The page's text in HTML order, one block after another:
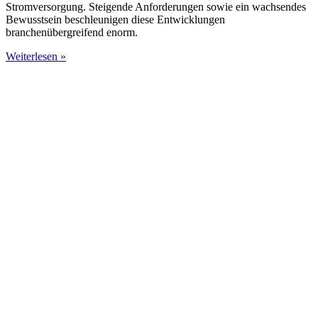
Stromversorgung. Steigende Anforderungen sowie ein wachsendes
Bewusstsein beschleunigen diese Entwicklungen
branchenübergreifend enorm.
Weiterlesen »